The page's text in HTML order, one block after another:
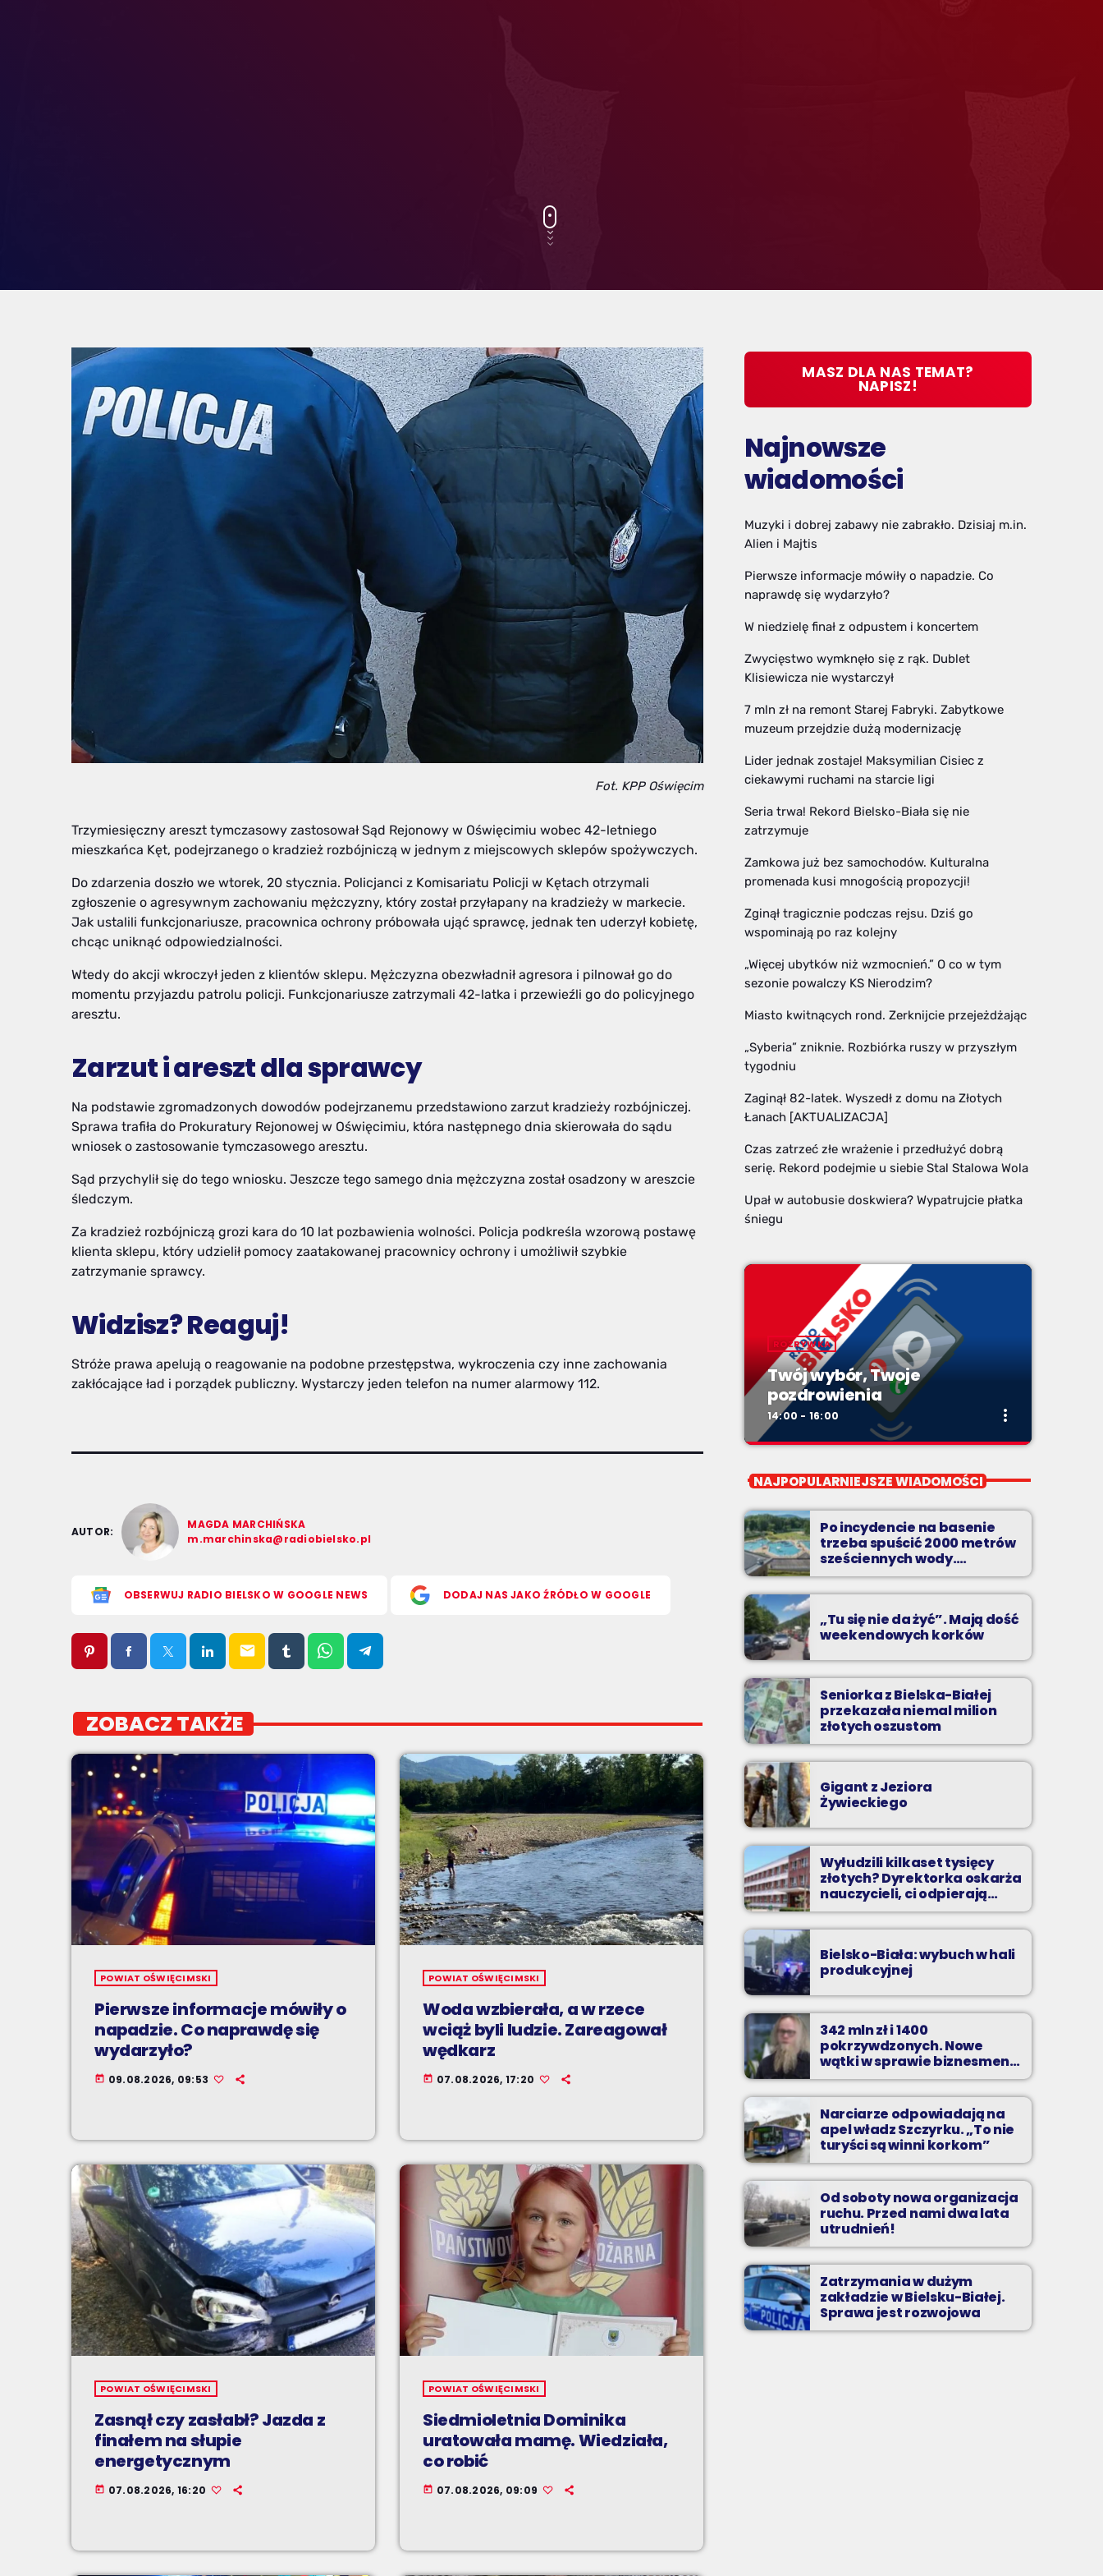
Fot. KPP Oświęcim
Trzymiesięczny areszt tymczasowy zastosował Sąd Rejonowy w Oświęcimiu wobec 42-letniego
mieszkańca Kęt, podejrzanego o kradzież rozbójniczą w jednym z miejscowych sklepów spożywczych.
Do zdarzenia doszło we wtorek, 20 stycznia. Policjanci z Komisariatu Policji w Kętach otrzymali
zgłoszenie o agresywnym zachowaniu mężczyzny, który został przyłapany na kradzieży w markecie.
Jak ustalili funkcjonariusze, pracownica ochrony próbowała ująć sprawcę, jednak ten uderzył kobietę,
chcąc uniknąć odpowiedzialności.
Wtedy do akcji wkroczył jeden z klientów sklepu. Mężczyzna obezwładnił agresora i pilnował go do
momentu przyjazdu patrolu policji. Funkcjonariusze zatrzymali 42-latka i przewieźli go do policyjnego
aresztu.
Zarzut i areszt dla sprawcy
Na podstawie zgromadzonych dowodów podejrzanemu przedstawiono zarzut kradzieży rozbójniczej.
Sprawa trafiła do Prokuratury Rejonowej w Oświęcimiu, która następnego dnia skierowała do sądu
wniosek o zastosowanie tymczasowego aresztu.
Sąd przychylił się do tego wniosku. Jeszcze tego samego dnia mężczyzna został osadzony w areszcie
śledczym.
Za kradzież rozbójniczą grozi kara do 10 lat pozbawienia wolności. Policja podkreśla wzorową postawę
klienta sklepu, który udzielił pomocy zaatakowanej pracownicy ochrony i umożliwił szybkie
zatrzymanie sprawcy.
Widzisz? Reaguj!
Stróże prawa apelują o reagowanie na podobne przestępstwa, wykroczenia czy inne zachowania
zakłócające ład i porządek publiczny. Wystarczy jeden telefon na numer alarmowy 112.
AUTOR:
MAGDA MARCHIŃSKA
m.marchinska@radiobielsko.pl
OBSERWUJ RADIO BIELSKO W GOOGLE NEWS DODAJ NAS JAKO ŹRÓDŁO W GOOGLE
email
ZOBACZ TAKŻE
POWIAT OŚWIĘCIMSKI
Pierwsze informacje mówiły o
napadzie. Co naprawdę się
wydarzyło?
today 09.08.2026, 09:53
POWIAT OŚWIĘCIMSKI
Woda wzbierała, a w rzece
wciąż byli ludzie. Zareagował
wędkarz
today 07.08.2026, 17:20
POWIAT OŚWIĘCIMSKI
Zasnął czy zasłabł? Jazda z
finałem na słupie
energetycznym
today 07.08.2026, 16:20
POWIAT OŚWIĘCIMSKI
Siedmioletnia Dominika
uratowała mamę. Wiedziała,
co robić
today 07.08.2026, 09:09
MASZ DLA NAS TEMAT?
NAPISZ!
Najnowsze
wiadomości
Muzyki i dobrej zabawy nie zabrakło. Dzisiaj m.in.
Alien i Majtis
Pierwsze informacje mówiły o napadzie. Co
naprawdę się wydarzyło?
W niedzielę finał z odpustem i koncertem
Zwycięstwo wymknęło się z rąk. Dublet
Klisiewicza nie wystarczył
7 mln zł na remont Starej Fabryki. Zabytkowe
muzeum przejdzie dużą modernizację
Lider jednak zostaje! Maksymilian Cisiec z
ciekawymi ruchami na starcie ligi
Seria trwa! Rekord Bielsko-Biała się nie
zatrzymuje
Zamkowa już bez samochodów. Kulturalna
promenada kusi mnogością propozycji!
Zginął tragicznie podczas rejsu. Dziś go
wspominają po raz kolejny
„Więcej ubytków niż wzmocnień.” O co w tym
sezonie powalczy KS Nierodzim?
Miasto kwitnących rond. Zerknijcie przejeżdżając
„Syberia” zniknie. Rozbiórka ruszy w przyszłym
tygodniu
Zaginął 82-latek. Wyszedł z domu na Złotych
Łanach [AKTUALIZACJA]
Czas zatrzeć złe wrażenie i przedłużyć dobrą
serię. Rekord podejmie u siebie Stal Stalowa Wola
Upał w autobusie doskwiera? Wypatrujcie płatka
śniegu
ROZRYWKA
Twój wybór, Twoje
pozdrowienia
14:00 - 16:00 more_vert
Twój wybór, Twoje
Niedziele od 14 do 16
Zadzwoń do nas, wybierz jedną z dwóch
muzycznych propozycji i pozdrów bliskich na
żywo w Radiu BIELSKO.
NAJPOPULARNIEJSZE WIADOMOŚCI
Po incydencie na basenie
trzeba spuścić 2000 metrów
sześciennych wody.
„Ogromne koszty i ogromna
praca”
„Tu się nie da żyć”. Mają dość
weekendowych korków
Seniorka z Bielska-Białej
przekazała niemal milion
złotych oszustom
Gigant z Jeziora
Żywieckiego
Wyłudzili kilkaset tysięcy
złotych? Dyrektorka oskarża
nauczycieli, ci odpierają
zarzuty
Bielsko-Biała: wybuch w hali
produkcyjnej
342 mln zł i 1400
pokrzywdzonych. Nowe
wątki w sprawie biznesmena
z Bielska-Białej
Narciarze odpowiadają na
apel władz Szczyrku. „To nie
turyści są winni korkom”
Od soboty nowa organizacja
ruchu. Przed nami dwa lata
utrudnień!
Zatrzymania w dużym
zakładzie w Bielsku-Białej.
Sprawa jest rozwojowa